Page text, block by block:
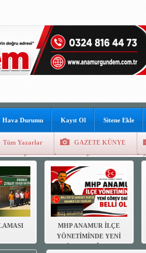
Hava Durumu Kayıt Ol Sitene Ekle
Tüm Yazarlar GAZETE KÜNYE
Sitene Ekle
MHP ANAMUR İLÇE
YÖNETİMİNDE YENİ